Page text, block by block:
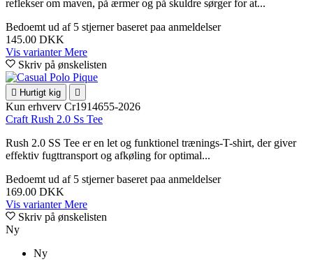
reflekser om maven, på ærmer og på skuldre sørger for at...
Bedoemt ud af 5 stjerner baseret paa anmeldelser
145.00 DKK
Vis varianterMere
Skriv på ønskelisten
 Hurtigt kig 
Kun erhverv Cr1914655-2026
Craft Rush 2.0 Ss Tee
Rush 2.0 SS Tee er en let og funktionel trænings-T-shirt, der giver
effektiv fugttransport og afkøling for optimal...
Bedoemt ud af 5 stjerner baseret paa anmeldelser
169.00 DKK
Vis varianterMere
Skriv på ønskelisten
Ny
Ny